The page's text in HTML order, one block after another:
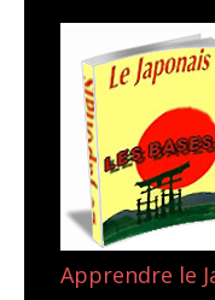
Apprendre le